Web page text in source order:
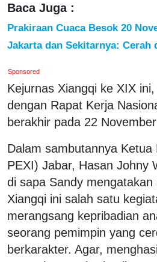
Baca Juga :
Prakiraan Cuaca Besok 20
Jakarta dan Sekitarnya: Cerah
Sponsored
Kejurnas Xiangqi ke XIX
dengan Rapat Kerja
berakhir pada 22
Dalam sambutannya
PEXI) Jabar, Hasan Johny
di sapa Sandy
Xiangqi ini salah satu
merangsang kepribadian
seorang pemimpin yang
berkarakter. Agar,